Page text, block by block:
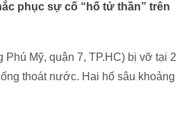
phục sự cố “hố tử thần” trên
Mỹ, quận 7, TP.HC) bị vỡ tại 2
thoát nước. Hai hố sâu khoảng